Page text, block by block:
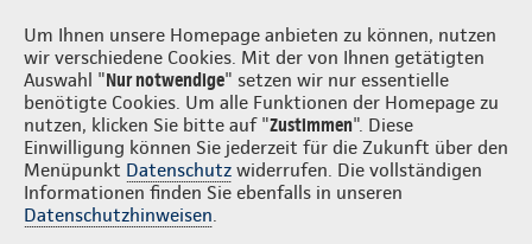
Um Ihnen unsere Homepage anbieten zu können, nutzen
wir verschiedene Cookies. Mit der von Ihnen getätigten
Auswahl "Nur notwendige" setzen wir nur essentielle
benötigte Cookies. Um alle Funktionen der Homepage zu
nutzen, klicken Sie bitte auf "Zustimmen". Diese
Einwilligung können Sie jederzeit für die Zukunft über den
Menüpunkt Datenschutz widerrufen. Die vollständigen
Informationen finden Sie ebenfalls in unseren
Datenschutzhinweisen.
Veranstaltungen:
Weiterbildung